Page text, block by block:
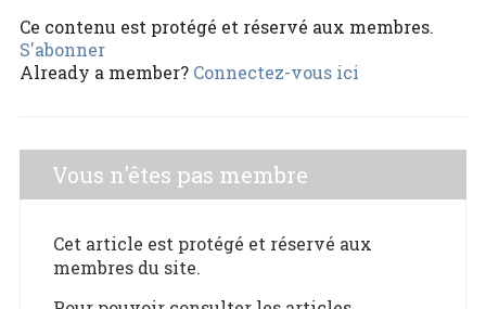
Ce contenu est protégé et réservé aux membres.
S'abonner
Already a member? Connectez-vous ici
Vous n'êtes pas membre
Cet article est protégé et réservé aux
membres du site.